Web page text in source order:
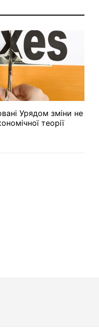
Урядом зміни не
теорії